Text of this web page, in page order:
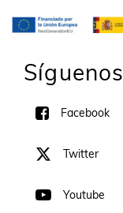
Síguenos
Facebook
Twitter
Youtube